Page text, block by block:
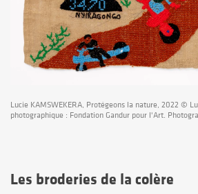
Lucie KAMSWEKERA, Protégeons la nature, 2022 ©
photographique : Fondation Gandur pour l'Art.
Les broderies de la colère